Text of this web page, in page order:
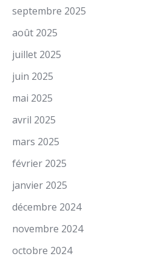
septembre 2025
août 2025
juillet 2025
juin 2025
mai 2025
avril 2025
mars 2025
février 2025
janvier 2025
décembre 2024
novembre 2024
octobre 2024